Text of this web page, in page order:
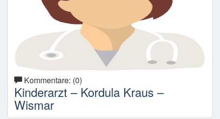
Kommentare: (0)
Kinderarzt – Kordula Kraus –
Wismar